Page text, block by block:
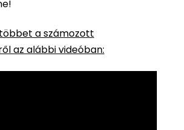
a számozott
az alábbi videóban: